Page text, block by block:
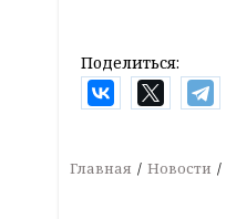
Поделиться:
Главная Новости